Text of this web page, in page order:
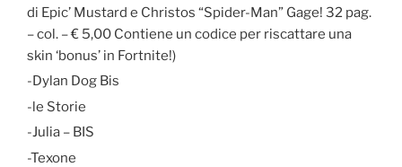
di Epic’ Mustard e Christos “Spider-Man” Gage! 32 pag.
– col. – € 5,00 Contiene un codice per riscattare una
skin ‘bonus’ in Fortnite!)
-Dylan Dog Bis
-le Storie
-Julia – BIS
-Texone